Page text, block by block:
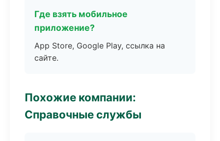
Где взять мобильное
приложение?
App Store, Google Play, ссылка на
сайте.
Похожие компании:
Справочные службы